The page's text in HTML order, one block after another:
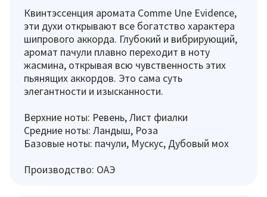
Квинтэссенция аромата Comme Une Evidence,
эти духи открывают все богатство характера
шипрового аккорда. Глубокий и вибрирующий,
аромат пачули плавно переходит в ноту
жасмина, открывая всю чувственность этих
пьянящих аккордов. Это сама суть
элегантности и изысканности.
Верхние ноты: Ревень, Лист фиалки
Средние ноты: Ландыш, Роза
Базовые ноты: пачули, Мускус, Дубовый мох
Производство: ОАЭ